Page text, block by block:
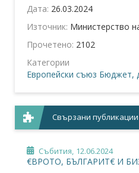
Дата: 26.03.2024
Източник: Министерство
Прочетено: 2102
Категории
Европейски съюз Бюджет,
Свързани публикации
Събития, 12.06.2024
€ВРОТО, БЪЛГАРИТ€ И